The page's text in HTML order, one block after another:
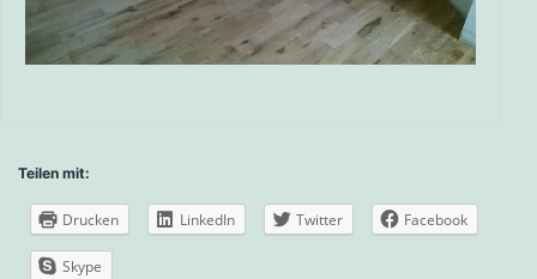
Teilen mit:
Drucken LinkedIn Twitter Facebook
Skype